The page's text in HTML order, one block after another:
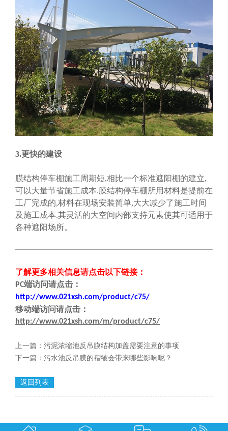
3.更快的建设
膜结构停车棚施工周期短,相比一个标准遮阳棚的建立,
可以大量节省施工成本.膜结构停车棚所用材料是提前在
工厂完成的,材料在现场安装简单,大大减少了施工时间
及施工成本.其灵活的大空间内部支持元素使其可适用于
各种遮阳场所。
了解更多相关信息请点击以下链接：
PC端访问请点击 ：
http://www.021xsh.com/product/c75/
移动端访问请点击 ：
http://www.021xsh.com/m/product/c75/
上一篇： 污泥浓缩池反吊膜结构加盖需要注意的事项
下一篇： 污水池反吊膜的褶皱会带来哪些影响呢？
返回列表